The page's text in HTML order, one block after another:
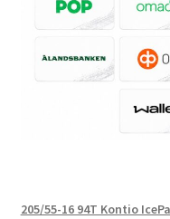
205/55-16 94T Kontio